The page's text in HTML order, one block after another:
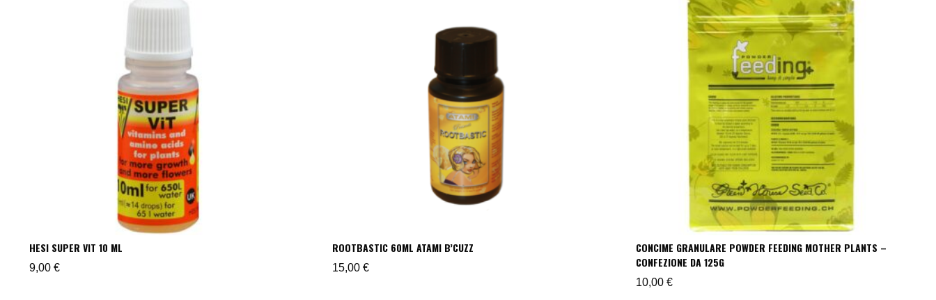
HESI SUPER VIT 10 ML
9,00 €
ROOTBASTIC 60ML ATAMI B’CUZZ
15,00€
CONCIME GRANULARE POWDER FEEDING MOTHER PLANTS –
CONFEZIONE DA 125G
10,00 €